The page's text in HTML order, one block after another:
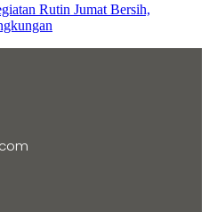
Rutin Jumat Bersih,